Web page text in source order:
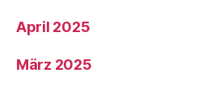
April 2025
März 2025